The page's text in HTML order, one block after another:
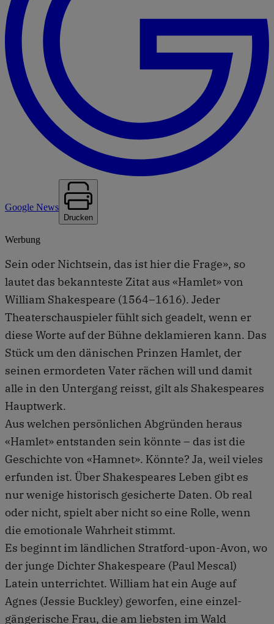
Google News
Drucken
Werbung
Sein oder Nichtsein, das ist hier die Frage», so
lautet das bekannteste Zitat aus «Hamlet» von
William Shakespeare (1564–1616). Jeder
Theaterschauspieler fühlt sich geadelt, wenn er
diese Worte auf der Bühne deklamieren kann. Das
Stück um den dänischen Prinzen Hamlet, der
seinen ermordeten Vater rächen will und damit
alle in den Untergang reisst, gilt als Shakespeares
Hauptwerk.
Aus welchen persönlichen Abgründen heraus
«Hamlet» entstanden sein könnte – das ist die
Geschichte von «Hamnet». Könnte? Ja, weil vieles
erfunden ist. Über Shakespeares Leben gibt es
nur wenige historisch gesicherte Daten. Ob real
oder nicht, spielt aber nicht so eine Rolle, wenn
die emotionale Wahrheit stimmt.
Es beginnt im ländlichen Stratford-upon-Avon, wo
der junge Dichter Shakespeare (Paul Mescal)
Latein unterrichtet. William hat ein Auge auf
Agnes (Jessie Buckley) geworfen, eine einzel-
gängerische Frau, die am liebsten im Wald